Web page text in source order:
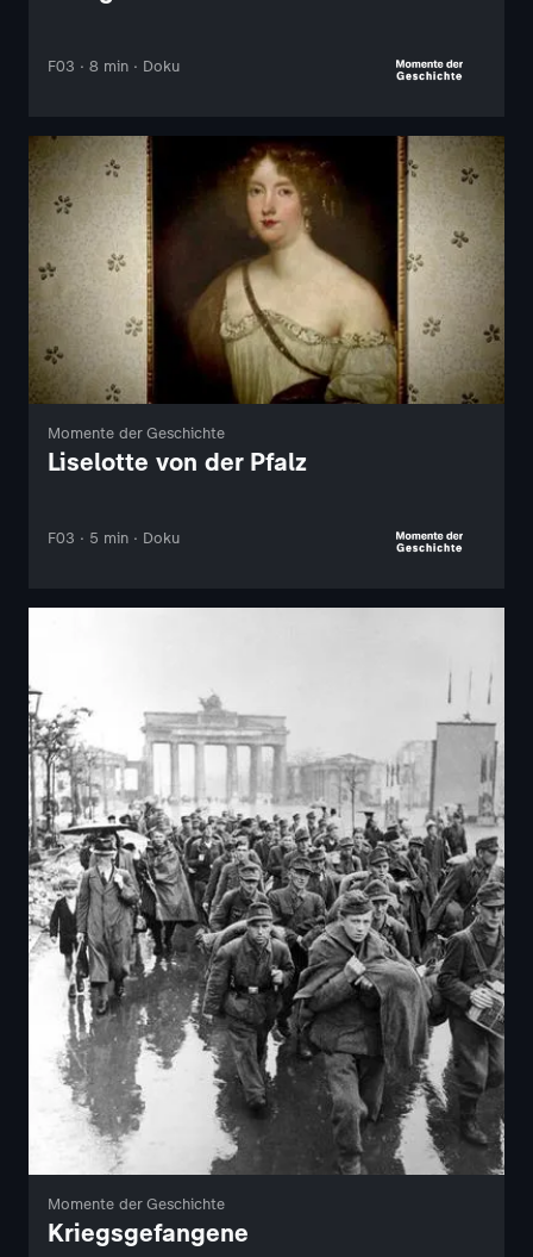
F03 · 8 min · Doku
Momente der Geschichte
Liselotte von der Pfalz
F03 · 5 min · Doku
Momente der Geschichte
Kriegsgefangene